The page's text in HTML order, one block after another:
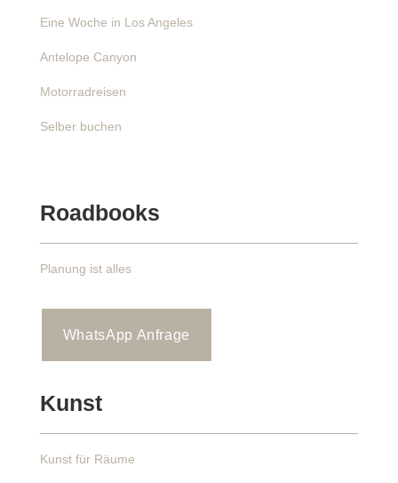
Eine Woche in Los Angeles
Antelope Canyon
Motorradreisen
Selber buchen
Roadbooks
Planung ist alles
WhatsApp Anfrage
Kunst
Kunst für Räume